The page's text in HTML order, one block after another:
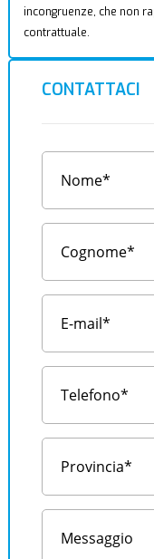
incongruenze, che non
contrattuale.
CONTATTACI